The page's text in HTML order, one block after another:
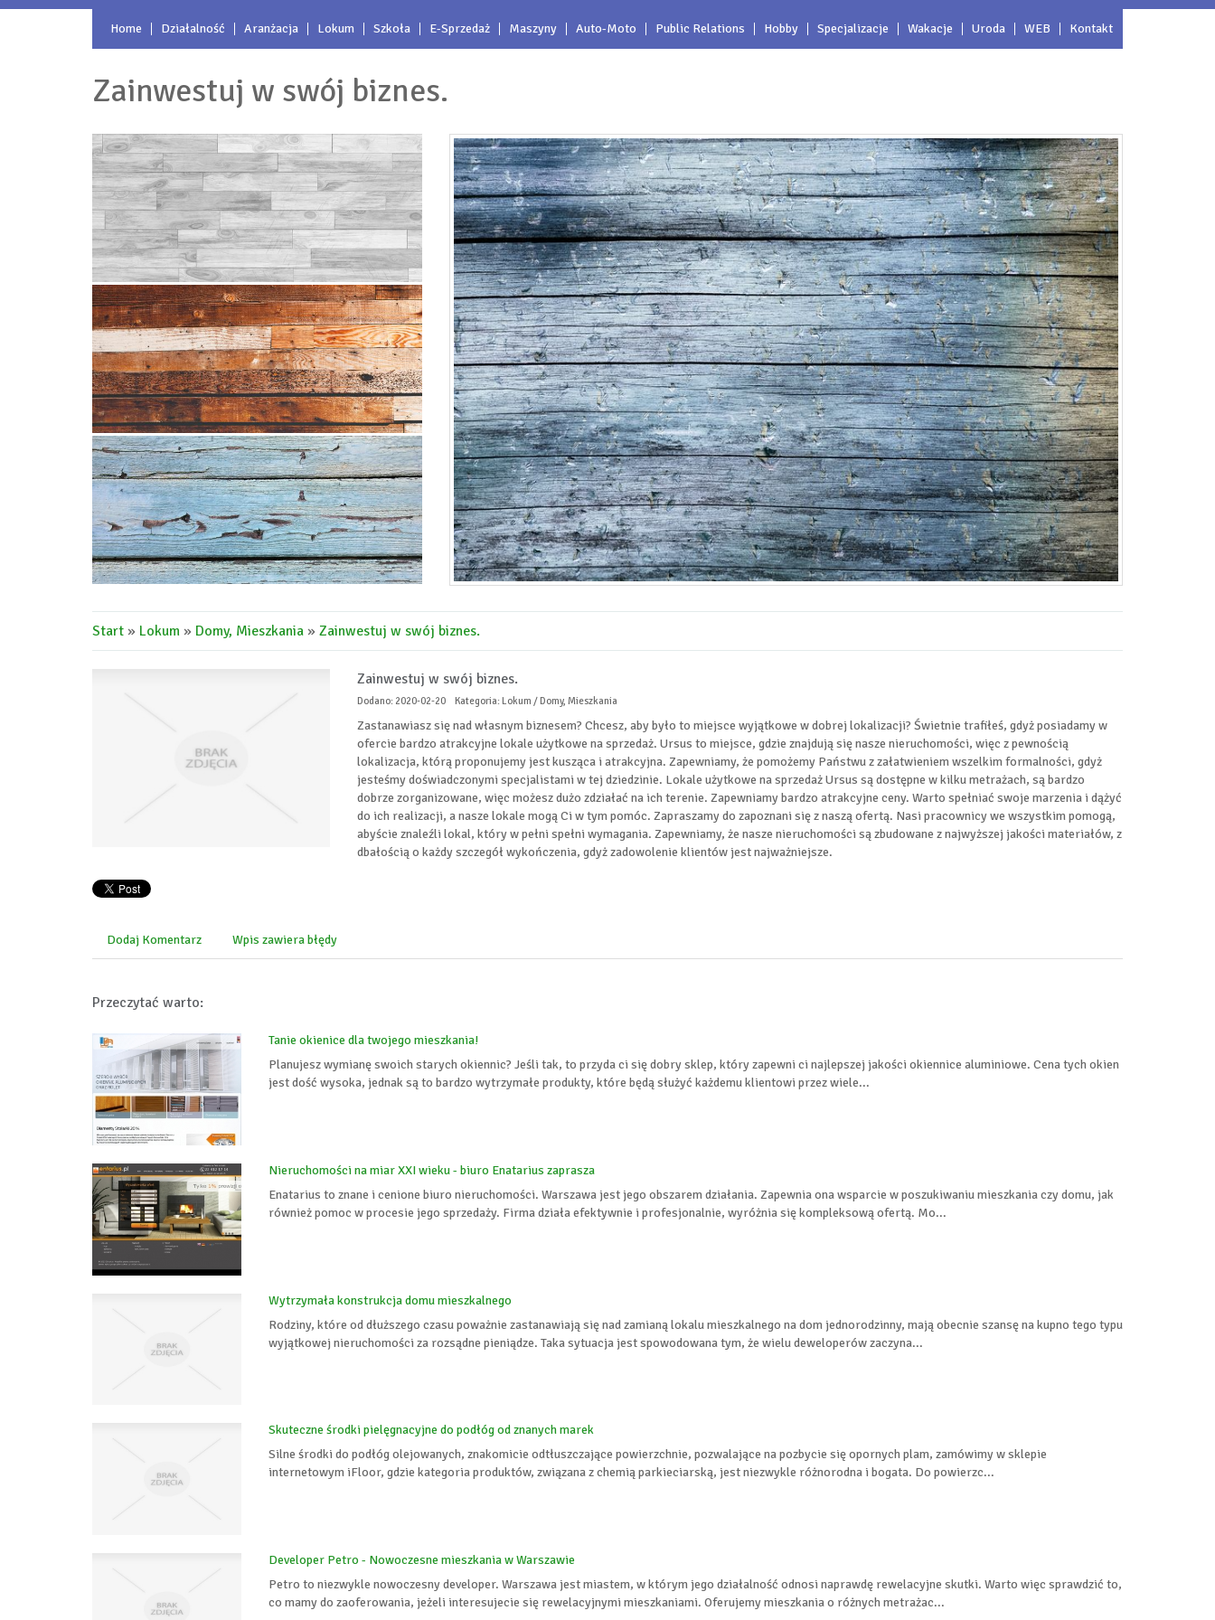
Home Działalność Aranżacja Lokum Szkoła E-Sprzedaż Maszyny Auto-Moto Public Relations Hobby Specjalizacje Wakacje Uroda WEB Kontakt
Zainwestuj w swój biznes.
Start » Lokum » Domy, Mieszkania » Zainwestuj w swój biznes.
Zainwestuj w swój biznes.
Dodano: 2020-02-20 Kategoria: Lokum / Domy, Mieszkania
Zastanawiasz się nad własnym biznesem? Chcesz, aby było to miejsce wyjątkowe w dobrej lokalizacji? Świetnie trafiłeś, gdyż posiadamy w
ofercie bardzo atrakcyjne lokale użytkowe na sprzedaż. Ursus to miejsce, gdzie znajdują się nasze nieruchomości, więc z pewnością
lokalizacja, którą proponujemy jest kusząca i atrakcyjna. Zapewniamy, że pomożemy Państwu z załatwieniem wszelkim formalności, gdyż
jesteśmy doświadczonymi specjalistami w tej dziedzinie. Lokale użytkowe na sprzedaż Ursus są dostępne w kilku metrażach, są bardzo
dobrze zorganizowane, więc możesz dużo zdziałać na ich terenie. Zapewniamy bardzo atrakcyjne ceny. Warto spełniać swoje marzenia i dążyć
do ich realizacji, a nasze lokale mogą Ci w tym pomóc. Zapraszamy do zapoznani się z naszą ofertą. Nasi pracownicy we wszystkim pomogą,
abyście znaleźli lokal, który w pełni spełni wymagania. Zapewniamy, że nasze nieruchomości są zbudowane z najwyższej jakości materiałów, z
dbałością o każdy szczegół wykończenia, gdyż zadowolenie klientów jest najważniejsze.
Dodaj Komentarz Wpis zawiera błędy
Przeczytać warto:
Tanie okienice dla twojego mieszkania!
Planujesz wymianę swoich starych okiennic? Jeśli tak, to przyda ci się dobry sklep, który zapewni ci najlepszej jakości okiennice aluminiowe. Cena tych okien
jest dość wysoka, jednak są to bardzo wytrzymałe produkty, które będą służyć każdemu klientowi przez wiele...
Nieruchomości na miar XXI wieku - biuro Enatarius zaprasza
Enatarius to znane i cenione biuro nieruchomości. Warszawa jest jego obszarem działania. Zapewnia ona wsparcie w poszukiwaniu mieszkania czy domu, jak
również pomoc w procesie jego sprzedaży. Firma działa efektywnie i profesjonalnie, wyróżnia się kompleksową ofertą. Mo...
Wytrzymała konstrukcja domu mieszkalnego
Rodziny, które od dłuższego czasu poważnie zastanawiają się nad zamianą lokalu mieszkalnego na dom jednorodzinny, mają obecnie szansę na kupno tego typu
wyjątkowej nieruchomości za rozsądne pieniądze. Taka sytuacja jest spowodowana tym, że wielu deweloperów zaczyna...
Skuteczne środki pielęgnacyjne do podłóg od znanych marek
Silne środki do podłóg olejowanych, znakomicie odtłuszczające powierzchnie, pozwalające na pozbycie się opornych plam, zamówimy w sklepie
internetowym iFloor, gdzie kategoria produktów, związana z chemią parkieciarską, jest niezwykle różnorodna i bogata. Do powierzc...
Developer Petro - Nowoczesne mieszkania w Warszawie
Petro to niezwykle nowoczesny developer. Warszawa jest miastem, w którym jego działalność odnosi naprawdę rewelacyjne skutki. Warto więc sprawdzić to,
co mamy do zaoferowania, jeżeli interesujecie się rewelacyjnymi mieszkaniami. Oferujemy mieszkania o różnych metrażac...